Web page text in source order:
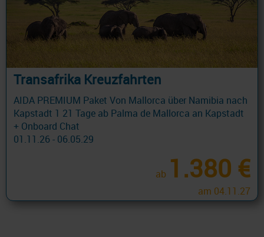
Transafrika Kreuzfahrten
AIDA PREMIUM Paket Von Mallorca über Namibia nach
Kapstadt 1 21 Tage ab Palma de Mallorca an Kapstadt
+ Onboard Chat
01.11.26 - 06.05.29
ab 1.380 €
am 04.11.27